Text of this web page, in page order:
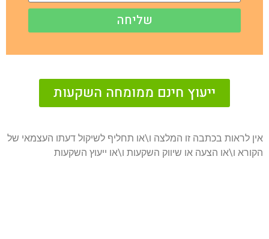
שליחה
ייעוץ חינם ממומחה השקעות
אין לראות בכתבה זו המלצה ו\או תחליף לשיקול דעתו העצמאי של
הקורא ו\או הצעה או שיווק השקעות ו\או ייעוץ השקעות